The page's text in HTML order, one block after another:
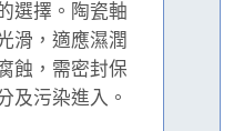
選擇。陶瓷軸
滑，適應濕潤
蝕，需密封保
及污染進入。